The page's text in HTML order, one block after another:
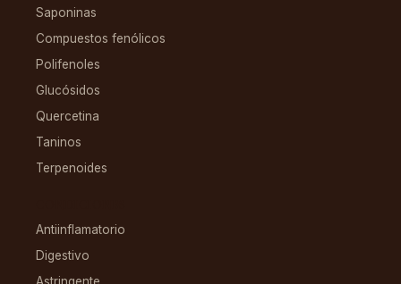
Saponinas
Compuestos fenólicos
Polifenoles
Glucósidos
Quercetina
Taninos
Terpenoides
Antiinflamatorio
Digestivo